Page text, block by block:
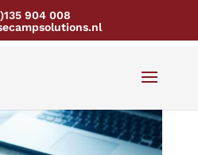
904 008